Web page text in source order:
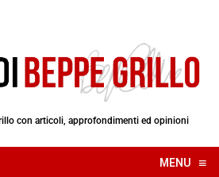
con articoli, approfondimenti ed opinioni
MENU ≡
☰